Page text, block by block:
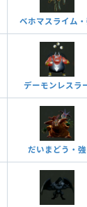
ベホマスライム
デーモンレスラ
だいまどう・強